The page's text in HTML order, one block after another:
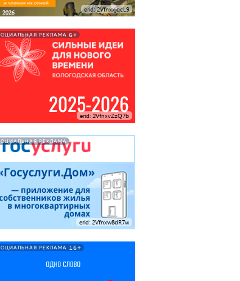
erid: 2VfnxxjqcL9
РЕКЛАМА 6+
erid: 2VfnxvZzQ7b
РЕКЛАМА
erid: 2Vfnxw8dR7w
РЕКЛАМА 16+